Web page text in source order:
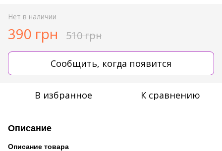
Нет в наличии
390 грн 510 грн
Сообщить, когда появится
В избранное К сравнению
Описание
Описание товара